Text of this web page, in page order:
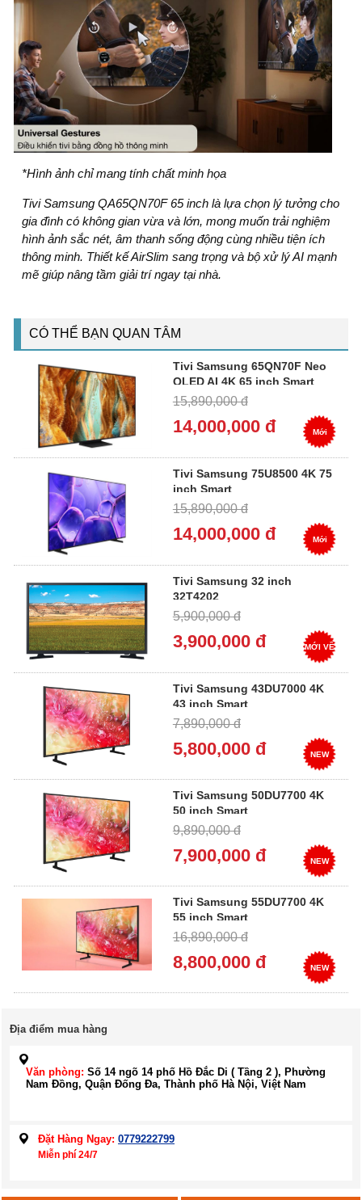
*Hình ảnh chỉ mang tính chất minh họa
Tivi Samsung QA65QN70F 65 inch là lựa chọn lý tưởng cho
gia đình có không gian vừa và lớn, mong muốn trải nghiệm
hình ảnh sắc nét, âm thanh sống động cùng nhiều tiện ích
thông minh. Thiết kế AirSlim sang trọng và bộ xử lý AI mạnh
mẽ giúp nâng tầm giải trí ngay tại nhà.
CÓ THỂ BẠN QUAN TÂM
Tivi Samsung 65QN70F Neo
QLED AI 4K 65 inch Smart
15,890,000 đ
14,000,000 đ Mới
Tivi Samsung 75U8500 4K 75
inch Smart
15,890,000 đ
14,000,000 đ Mới
Tivi Samsung 32 inch
32T4202
5,900,000 đ
3,900,000 đ MỚI VỀ
Tivi Samsung 43DU7000 4K
43 inch Smart
7,890,000 đ
5,800,000 đ NEW
Tivi Samsung 50DU7700 4K
50 inch Smart
9,890,000 đ
7,900,000 đ NEW
Tivi Samsung 55DU7700 4K
55 inch Smart
16,890,000 đ
8,800,000 đ NEW
Địa điểm mua hàng
Văn phòng: Số 14 ngõ 14 phố Hồ Đắc Di ( Tầng 2 ), Phường
Nam Đồng, Quận Đống Đa, Thành phố Hà Nội, Việt Nam
Đặt Hàng Ngay: 0779222799
Miễn phí 24/7